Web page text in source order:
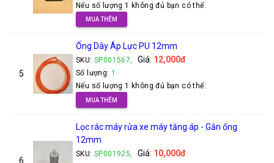
Nếu số lượng 1 không đủ bạn có thể:
MUA THÊM
5
Ống Dây Áp Lực PU 12mm
SKU: SP001567, Giá: 12,000đ
Số lượng: 1
Nếu số lượng 1 không đủ bạn có thể:
MUA THÊM
6
Lọc rác máy rửa xe máy tăng áp - Gắn ống
12mm
SKU: SP001925, Giá: 10,000đ